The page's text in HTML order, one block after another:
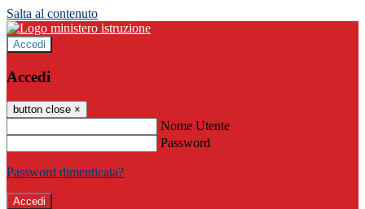
Salta al contenuto
Accedi
Accedi
button close ×
Nome Utente
Password
Password dimenticata?